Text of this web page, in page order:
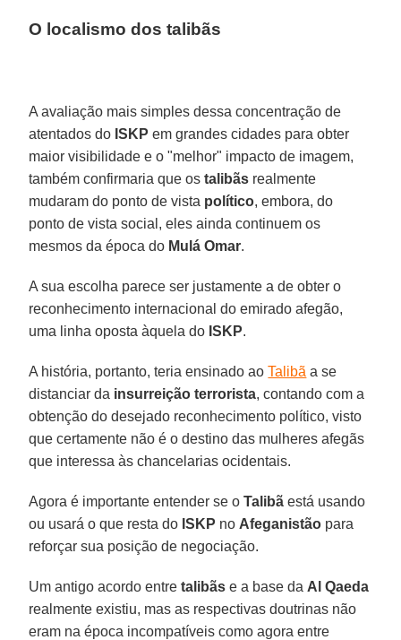
O localismo dos talibãs
A avaliação mais simples dessa concentração de
atentados do ISKP em grandes cidades para obter
maior visibilidade e o "melhor" impacto de imagem,
também confirmaria que ostalibãs realmente
mudaram do ponto de vista político, embora, do
ponto de vista social, eles ainda continuem os
mesmos da época do Mulá Omar.
A sua escolha parece ser justamente a de obter o
reconhecimento internacional do emirado afegão,
uma linha oposta àquela do ISKP.
A história, portanto, teria ensinado aoTalibã a se
distanciar da insurreição terrorista, contando com a
obtenção do desejado reconhecimento político, visto
que certamente não é o destino das mulheres afegãs
que interessa às chancelarias ocidentais.
Agora é importante entender se oTalibã está usando
ou usará o que resta do ISKP no Afeganistão para
reforçar sua posição de negociação.
Um antigo acordo entretalibãs e a base da Al Qaeda
realmente existiu, mas as respectivas doutrinas não
eram na época incompatíveis como agora entre